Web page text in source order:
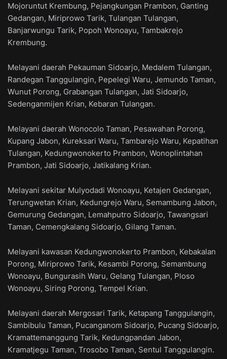
Mojoruntut Krembung, Pejangkungan Prambon, Ganting
Gedangan, Miriprowo Tarik, Tulangan Tulangan,
Banjarwungu Tarik, Popoh Wonoayu, Tambakrejo
Krembung.
Melayani daerah Pekauman Sidoarjo, Medalem Tulangan,
Randegan Tanggulangin, Pepelegi Waru, Jemundo Taman,
Wunut Porong, Grabangan Tulangan, Jati Sidoarjo,
Sedenganmijen Krian, Kebaran Tulangan.
Melayani daerah Wonocolo Taman, Pesawahan Porong,
Kupang Jabon, Kureksari Waru, Tambarejo Waru, Kepatihan
Tulangan, Kedungwonokerto Prambon, Wonoplintahan
Prambon, Jati Sidoarjo, Jatikalang Krian.
Melayani sekitar Mulyodadi Wonoayu, Ketajen Gedangan,
Terungwetan Krian, Kedungrejo Waru, Semambung Jabon,
Gemurung Gedangan, Lemahputro Sidoarjo, Tawangsari
Taman, Cemengkalang Sidoarjo, Gilang Taman.
Melayani kawasan Kedungwonokerto Prambon, Kebakalan
Porong, Miriprowo Tarik, Kesambi Porong, Semambung
Wonoayu, Bungurasih Waru, Gelang Tulangan, Ploso
Wonoayu, Siring Porong, Tempel Krian.
Melayani daerah Mergosari Tarik, Ketapang Tanggulangin,
Sambibulu Taman, Pucanganom Sidoarjo, Pucang Sidoarjo,
Kramattemanggung Tarik, Kedungpandan Jabon,
Kramatjegu Taman, Trosobo Taman, Sentul Tanggulangin.